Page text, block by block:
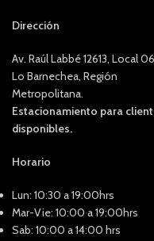
Dirección
Av. Raúl Labbé 12613, Local
Lo Barnechea, Región
Metropolitana.
Estacionamiento para
disponibles.
Horario
Lun: 10:30 a 19:00hrs
Mar-Vie: 10:00 a 19:00hrs
Sab: 10:00 a 14:00 hrs